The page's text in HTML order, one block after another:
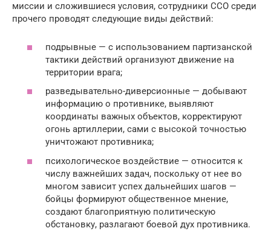
миссии и сложившиеся условия, сотрудники ССО среди
прочего проводят следующие виды действий:
подрывные — с использованием партизанской
тактики действий организуют движение на
территории врага;
разведывательно-диверсионные — добывают
информацию о противнике, выявляют
координаты важных объектов, корректируют
огонь артиллерии, сами с высокой точностью
уничтожают противника;
психологическое воздействие — относится к
числу важнейших задач, поскольку от нее во
многом зависит успех дальнейших шагов —
бойцы формируют общественное мнение,
создают благоприятную политическую
обстановку, разлагают боевой дух противника.